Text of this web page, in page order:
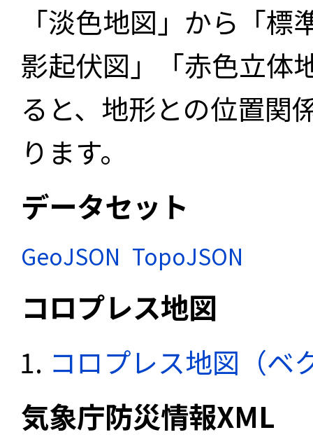
「淡色地図」から「
影起伏図」「赤色立体
ると、地形との位置関
ります。
データセット
GeoJSON TopoJSON
コロプレス地図
コロプレス地図（ベ
気象庁防災情報XML